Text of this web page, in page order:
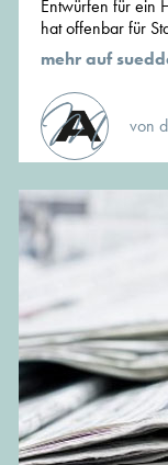
Entwürfen für ein
hat offenbar für
mehr auf
von